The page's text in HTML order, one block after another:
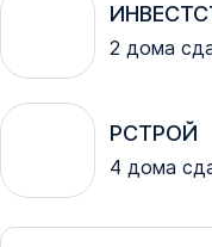
2 дома
РСТРОЙ
4 дома